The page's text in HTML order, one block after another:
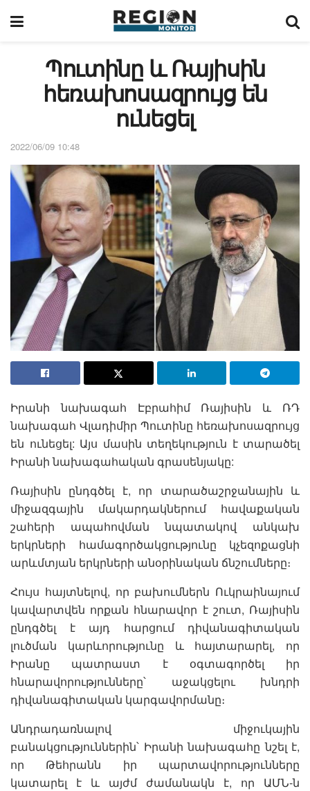
Պուտինը և Ռայիսին
հեռախոսազրույց են
ունեցել
2022/06/09 10:48
Իրանի նախագահ Էբրահիմ Ռայիսին և ՌԴ
նախագահ Վլադիմիր Պուտինը հեռախոսազրույց
են ունեցել: Այս մասին տեղեկություն է տարածել
Իրանի նախագահական գրասենյակը:
Ռայիսին ընդգծել է, որ տարածաշրջանային և
միջազգային մակարդակներում հավաքական
շահերի ապահովման նպատակով անկախ
երկրների համագործակցությունը կչեզոքացնի
արևմտյան երկրների անօրինական ճնշումները։
Հույս հայտնելով, որ բախումներն Ուկրաինայում
կավարտվեն որքան հնարավոր է շուտ, Ռայիսին
ընդգծել է այդ հարցում դիվանագիտական
լուծման կարևորությունը և հայտարարել, որ
Իրանը պատրաստ է օգտագործել իր
հնարավորությունները՝ աջակցելու խնդրի
դիվանագիտական կարգավորմանը։
Անդրադառնալով միջուկային
բանակցություններին՝ Իրանի նախագահը նշել է,
որ Թեհրանն իր պարտավորությունները
կատարել է և այժմ ժամանակն է, որ ԱՄՆ-ն